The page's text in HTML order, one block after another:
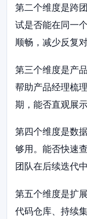
第二个维度是跨
试是否能在同一
顺畅，减少反复
第三个维度是产
帮助产品经理梳
期，能否直观展
第四个维度是数
够用。能否快速
团队在后续迭代
第五个维度是扩
代码仓库、持续